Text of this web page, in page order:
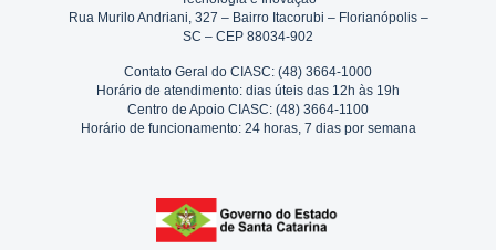
Rua Murilo Andriani, 327 – Bairro Itacorubi – Florianópolis –
SC – CEP 88034-902
Contato Geral do CIASC: (48) 3664-1000
Horário de atendimento: dias úteis das 12h às 19h
Centro de Apoio CIASC: (48) 3664-1100
Horário de funcionamento: 24 horas, 7 dias por semana